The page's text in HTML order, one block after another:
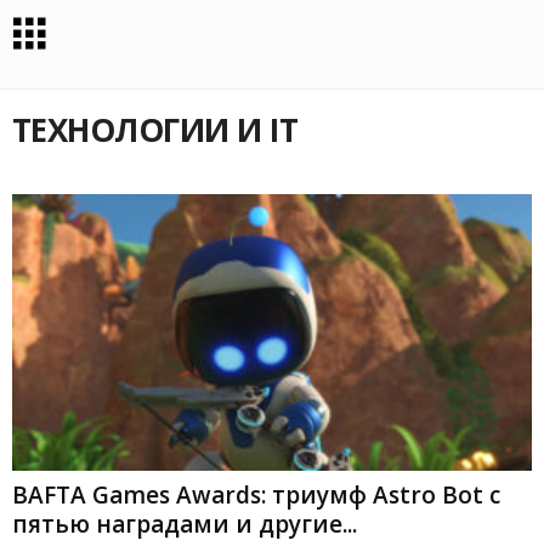
ТЕХНОЛОГИИ И IT
BAFTA Games Awards: триумф Astro Bot с
пятью наградами и другие...